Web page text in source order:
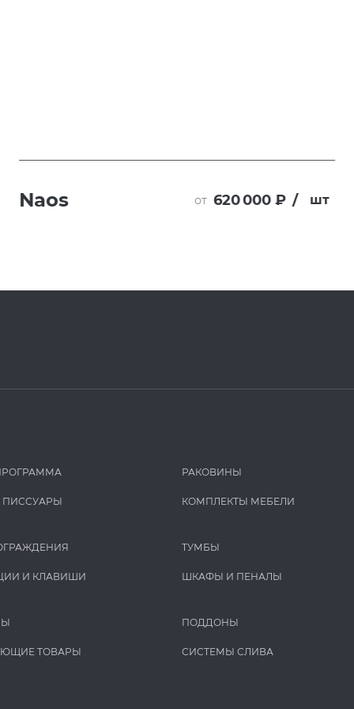
Naos от 620 000 ₽ / шт
И КЛАВИШИ
ТОВАРЫ
РАКОВИНЫ
КОМПЛЕКТЫ МЕБЕЛИ
ТУМБЫ
ШКАФЫ И ПЕНАЛЫ
ПОДДОНЫ
СИСТЕМЫ СЛИВА